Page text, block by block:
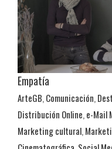
ArteGB Comunicación
Distribución Online e-
Empatía
ArteGB, Comunicación,
Distribución Online, e-Mail
Marketing cultural,